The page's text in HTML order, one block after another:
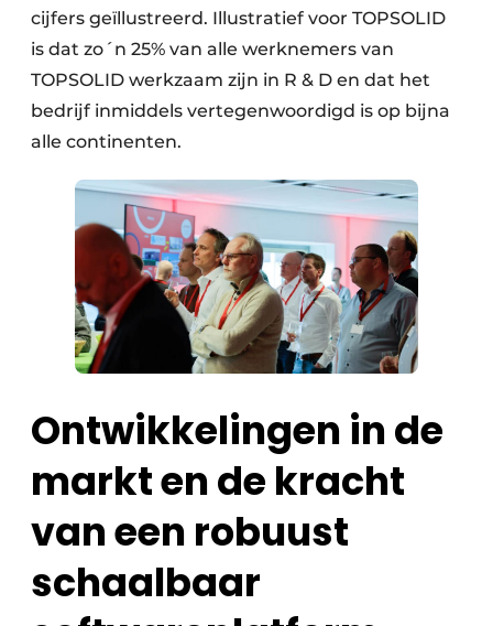
cijfers geïllustreerd. Illustratief voor TOPSOLID
is dat zo´n 25% van alle werknemers van
TOPSOLID werkzaam zijn in R & D en dat het
bedrijf inmiddels vertegenwoordigd is op bijna
alle continenten.
Ontwikkelingen in de
markt en de kracht
van een robuust
schaalbaar